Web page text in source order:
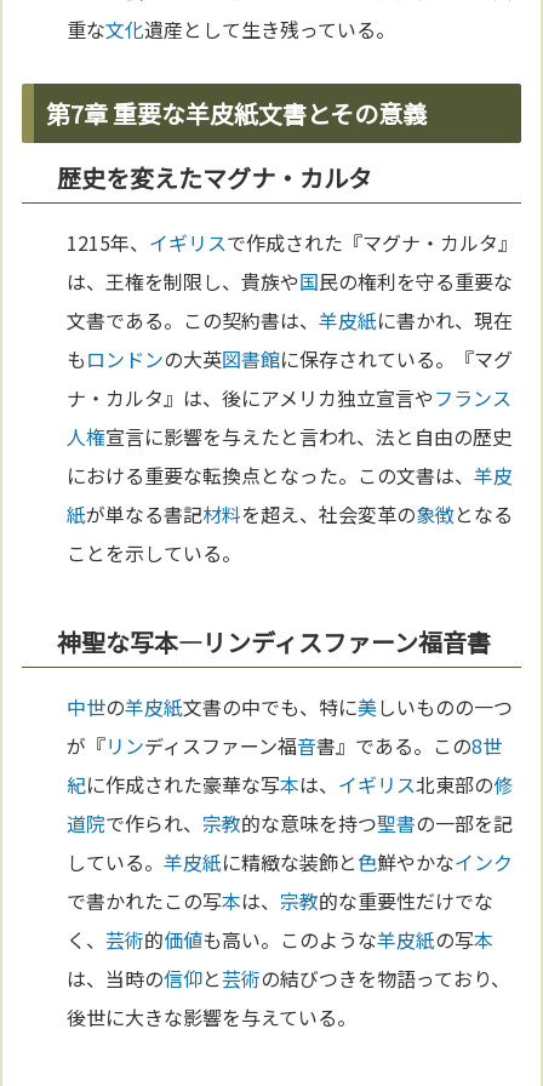
重な文化遺産として生き残っている。
第7章 重要な羊皮紙文書とその意義
歴史を変えたマグナ・カルタ
1215年、 イギリスで作成された『マグナ・カルタ』
は、王権を制限し、貴族や国民の権利を守る重要な
文書である。この契約書は、羊皮紙に書かれ、現在
もロンドンの大英図書館に保存されている。『マグ
ナ・カルタ』は、後にアメリカ独立宣言やフランス
人権宣言に影響を与えたと言われ、法と自由の歴史
における重要な転換点となった。この文書は、羊皮
紙が単なる書記材料を超え、社会変革の象徴となる
ことを示している。
神聖な写本—リンディスファーン福音書
中世の羊皮紙文書の中でも、特に美しいものの一つ
が『リンディスファーン福音書』である。この8世
紀に作成された豪華な写本は、 イギリス北東部の修
道院で作られ、 宗教的な意味を持つ聖書の一部を記
している。羊皮紙に精緻な装飾と色鮮やかなインク
で書かれたこの写本は、 宗教的な重要性だけでな
く、芸術的価値も高い。このような羊皮紙の写本
は、当時の信仰と芸術の結びつきを物語っており、
後世に大きな影響を与えている。